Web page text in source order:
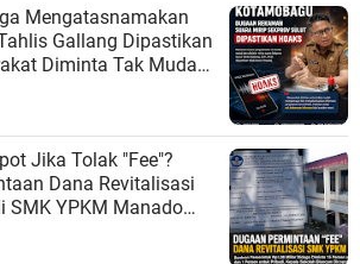
Mengatasnamakan
Gallang Dipastikan
Diminta Tak Mudah
Jika Tolak "Fee"?
Dana Revitalisasi
SMK YPKM Manado
Kasus Tipikor